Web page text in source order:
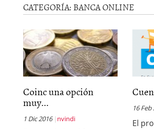
alertas
de
whales
suelen
llegar
tarde 16
de abril
de 2026
Comparativa Costes
acelera la rentabilidad?
Meses sin intereses:
compras
Planificar tu herencia
CATEGORÍA: BANCA ONLINE
Coinc una opción
muy...
1 Dic 2016 nvindi
16 Feb
El